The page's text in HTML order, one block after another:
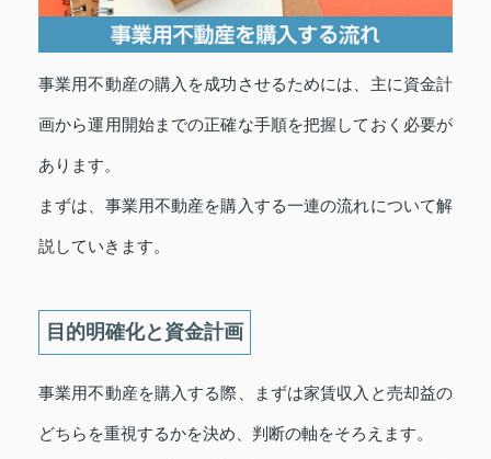
事業用不動産の購入を成功させるためには、主に資金計
画から運用開始までの正確な手順を把握しておく必要が
あります。
まずは、事業用不動産を購入する一連の流れについて解
説していきます。
目的明確化と資金計画
事業用不動産を購入する際、まずは家賃収入と売却益の
どちらを重視するかを決め、判断の軸をそろえます。